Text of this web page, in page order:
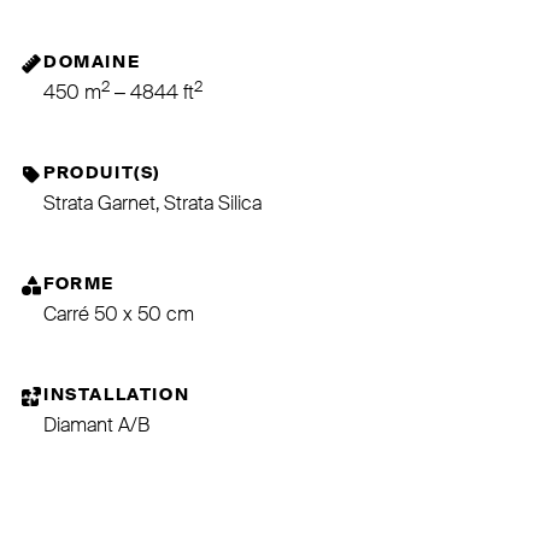
DOMAINE
450 m2 – 4844 ft2
PRODUIT(S)
Strata Garnet, Strata Silica
FORME
Carré 50 x 50 cm
INSTALLATION
Diamant A/B